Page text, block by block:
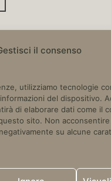
il consenso
utilizziamo tecnologie
del dispositivo.
di elaborare dati come il
sito. Non
su alcune
Bani Mosaici.